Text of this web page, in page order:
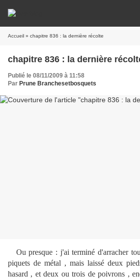
Accueil » chapitre 836 : la dernière récolte
chapitre 836 : la dernière
Publié le 08/11/2009 à 11:58
Par Prune Branchesetbosquets
Ou presque : j'ai terminé d'arracher
piquets de métal , mais laissé deux
hasard , et deux ou trois de poivrons ,